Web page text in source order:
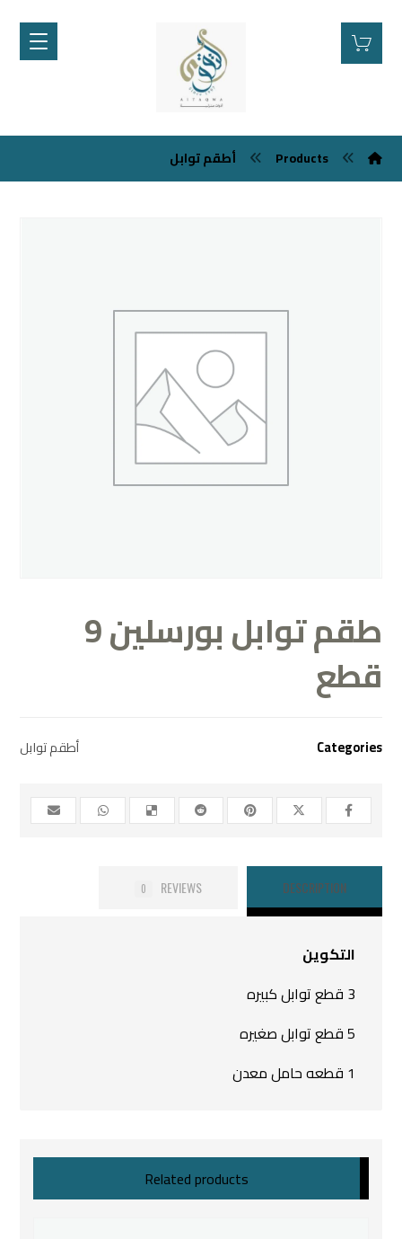
Products أطقم توابل
طقم توابل بورسلين 9
قطع
Categories أطقم توابل
DESCRIPTION
REVIEWS
0
التكوين
3 قطع توابل كبيره
5 قطع توابل صغيره
1 قطعه حامل معدن
Related products